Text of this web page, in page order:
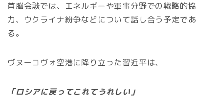
首脳会談では、エネルギーや軍事分野での戦略的協
力、ウクライナ紛争などについて話し合う予定であ
る。
ヴヌーコヴォ空港に降り立った習近平は、
「ロシアに戻ってこれてうれしい」